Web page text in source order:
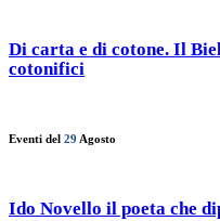
Di carta e di cotone. Il
cotonifici
Eventi del 29 Agosto
Ido Novello il poeta che